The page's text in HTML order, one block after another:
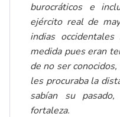
burocráticos e
ejército real de
indias
medida pues eran
de no ser
les procuraba la
sabían su
fortaleza.